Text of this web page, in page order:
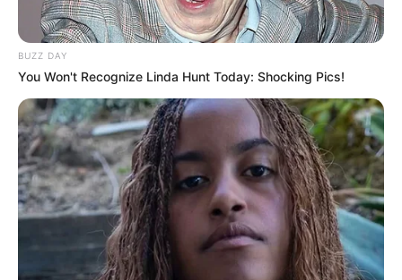
BUZZ DAY
You Won't Recognize Linda Hunt Today: Shocking Pics!